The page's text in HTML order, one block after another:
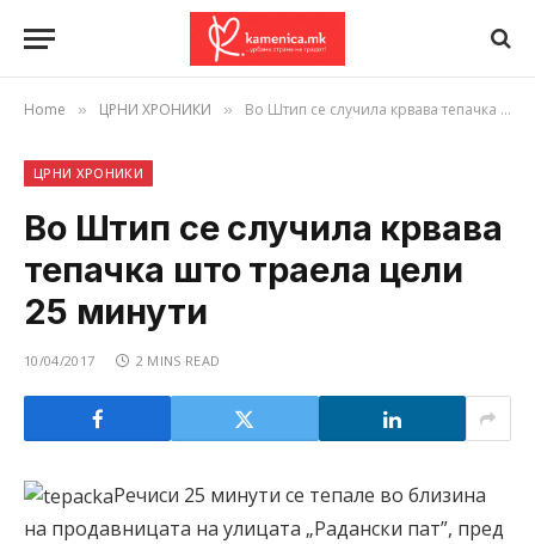
Home » ЦРНИ ХРОНИКИ » Во Штип се случила крвава тепачка што траела цели 25 минути
ЦРНИ ХРОНИКИ
Во Штип се случила крвава
тепачка што траела цели
25 минути
10/04/2017 2 MINS READ
Речиси 25 минути се тепале во близина
на продавницата на улицата „Радански пат”, пред